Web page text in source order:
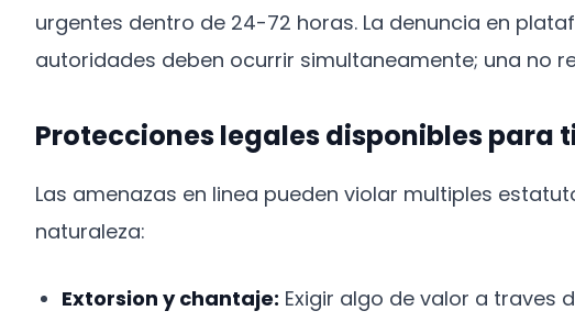
urgentes dentro de 24-72 horas. La denuncia en
autoridades deben ocurrir simultaneamente; una no
Protecciones legales disponibles para
Las amenazas en linea pueden violar multiples
naturaleza:
Extorsion y chantaje: Exigir algo de valor a traves